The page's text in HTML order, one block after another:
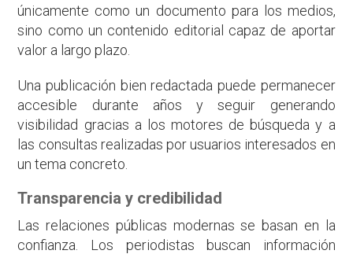
únicamente como un documento para los medios,
sino como un contenido editorial capaz de aportar
valor a largo plazo.
Una publicación bien redactada puede permanecer
accesible durante años y seguir generando
visibilidad gracias a los motores de búsqueda y a
las consultas realizadas por usuarios interesados en
un tema concreto.
Transparencia y credibilidad
Las relaciones públicas modernas se basan en la
confianza. Los periodistas buscan información